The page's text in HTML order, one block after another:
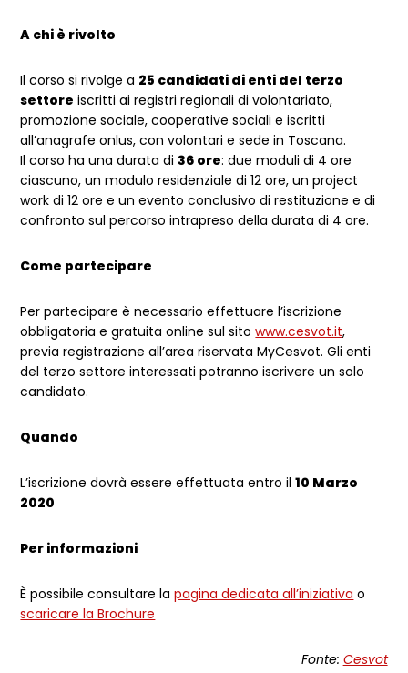
A chi è rivolto
Il corso si rivolge a 25 candidati di enti del terzo
settore iscritti ai registri regionali di volontariato,
promozione sociale, cooperative sociali e iscritti
all’anagrafe onlus, con volontari e sede in Toscana.
Il corso ha una durata di36 ore: due moduli di 4 ore
ciascuno, un modulo residenziale di 12 ore, un project
work di 12 ore e un evento conclusivo di restituzione e di
confronto sul percorso intrapreso della durata di 4 ore.
Come partecipare
Per partecipare è necessario effettuare l’iscrizione
obbligatoria e gratuita online sul sitowww.cesvot.it,
previa registrazione all’area riservata MyCesvot. Gli enti
del terzo settore interessati potranno iscrivere un solo
candidato.
Quando
L’iscrizione dovrà essere effettuata entro il10 Marzo
2020
Per informazioni
È possibile consultare lapagina dedicata all’iniziativa o
scaricare la Brochure
Fonte: Cesvot